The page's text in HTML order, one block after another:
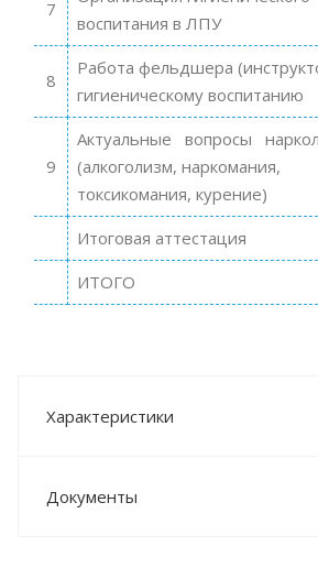
7
воспитания в ЛПУ
8
Работа фельдшера
гигиеническому воспитанию
9
Актуальные вопросы
(алкоголизм, наркомания,
токсикомания, курение)
Итоговая аттестация
ИТОГО
Характеристики
Документы